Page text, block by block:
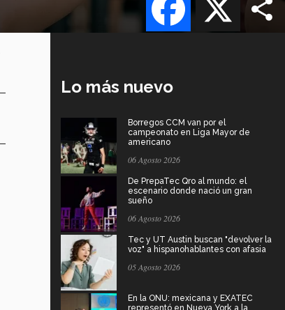
Lo más nuevo
Borregos CCM van por el
campeonato en Liga Mayor de
americano
06 Agosto 2026
De PrepaTec Qro al mundo: el
escenario donde nació un gran
sueño
06 Agosto 2026
Tec y UT Austin buscan "devolver la
voz" a hispanohablantes con afasia
05 Agosto 2026
En la ONU: mexicana y EXATEC
representó en Nueva York a la